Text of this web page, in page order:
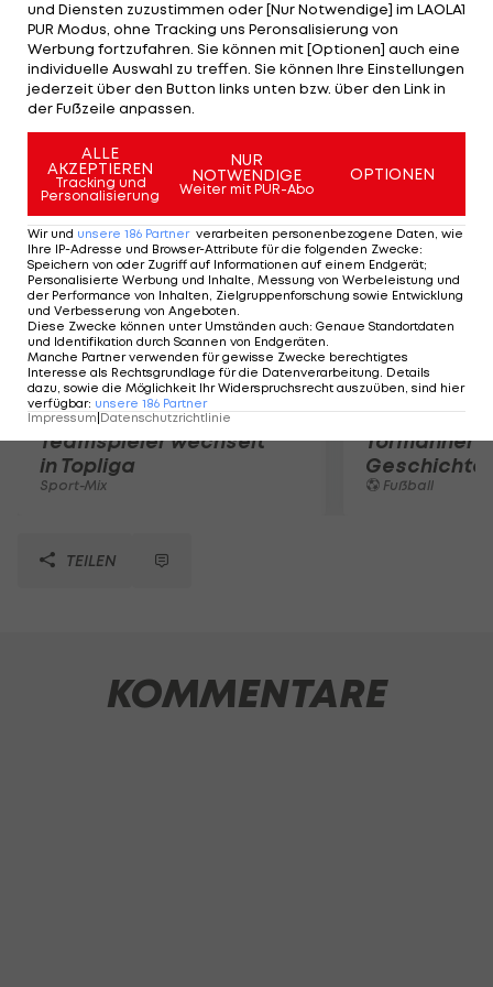
befindet sich di Stefano aber weiter "in einem
ernsten Zustand." Der ehemalige Real-Star hatte
am Samstag einen Herz- und Atemstillstand
erlitten.
Mehr zum Thema
Karrieresprung! ÖVV-
Teamspieler wechselt
in Topliga
Sport-Mix
Die
Tormänner
Geschichte
Fußball
TEILEN
KOMMENTARE
und Diensten zuzustimmen oder [Nur Notwendige] im LAOLA1
PUR Modus, ohne Tracking uns Peronsalisierung von
Werbung fortzufahren. Sie können mit [Optionen] auch eine
individuelle Auswahl zu treffen. Sie können Ihre Einstellungen
jederzeit über den Button links unten bzw. über den Link in
der Fußzeile anpassen.
ALLE
AKZEPTIEREN
Tracking und
Personalisierung
NUR
NOTWENDIGE
Weiter mit PUR-Abo
OPTIONEN
Wir und unsere 186 Partner verarbeiten personenbezogene Daten, wie
Ihre IP-Adresse und Browser-Attribute für die folgenden Zwecke:
Speichern von oder Zugriff auf Informationen auf einem Endgerät;
Personalisierte Werbung und Inhalte, Messung von Werbeleistung und
der Performance von Inhalten, Zielgruppenforschung sowie Entwicklung
und Verbesserung von Angeboten.
Diese Zwecke können unter Umständen auch: Genaue Standortdaten
und Identifikation durch Scannen von Endgeräten.
Manche Partner verwenden für gewisse Zwecke berechtigtes
Interesse als Rechtsgrundlage für die Datenverarbeitung. Details
dazu, sowie die Möglichkeit Ihr Widerspruchsrecht auszuüben, sind hier
verfügbar: unsere 186 Partner
Impressum Datenschutzrichtlinie